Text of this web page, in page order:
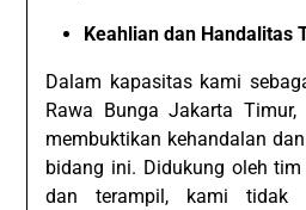
Keahlian dan Handalitas
Dalam kapasitas kami
Rawa Bunga Jakarta
membuktikan kehandalan
bidang ini. Didukung oleh
dan terampil, kami tidak